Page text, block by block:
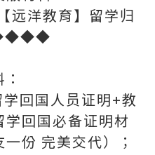
教育】留学归
回国人员证明+教
回国必备证明材
份 完美交代）；